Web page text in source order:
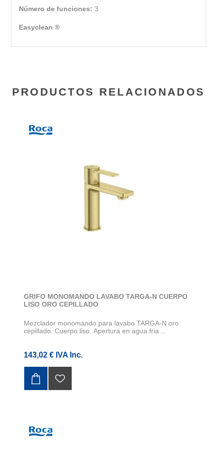
Número de funciones:3
Easyclean ®
PRODUCTOS RELACIONADOS
GRIFO MONOMANDO LAVABO TARGA-N CUERPO
LISO ORO CEPILLADO
Mezclador monomando para lavabo TARGA-N oro
cepillado. Cuerpo liso. Apertura en agua fria....
143,02 € IVA Inc.